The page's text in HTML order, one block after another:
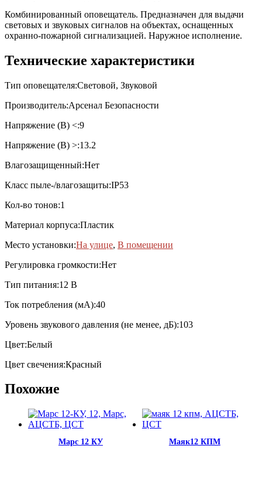
Комбинированный оповещатель. Предназначен для выдачи
световых и звуковых сигналов на объектах, оснащенных
охранно-пожарной сигнализацией. Наружное исполнение.
Технические характеристики
Тип оповещателя:Световой, Звуковой
Производитель:Арсенал Безопасности
Напряжение (В) <:9
Напряжение (В) >:13.2
Влагозащищенный:Нет
Класс пыле-/влагозащиты:IP53
Кол-во тонов:1
Материал корпуса:Пластик
Место установки:На улице, В помещении
Регулировка громкости:Нет
Тип питания:12 В
Ток потребления (мА):40
Уровень звукового давления (не менее, дБ):103
Цвет:Белый
Цвет свечения:Красный
Похожие
Марс 12 КУ Маяк12 КПМ